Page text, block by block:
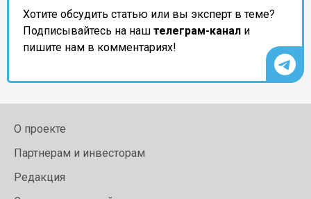
Хотите обсудить статью или вы эксперт в теме?
Подписывайтесь на наш телеграм-канал и
пишите нам в комментариях!
О проекте
Партнерам и инвесторам
Редакция